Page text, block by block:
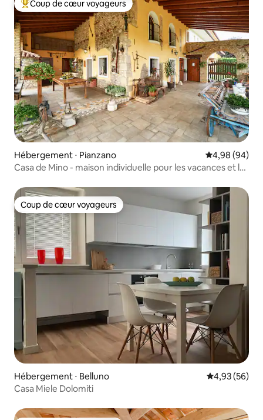
Coups de cœur voyageurs les plus appréciés
Coup de cœur voyageurs
Hébergement ⋅ Pianzano Évaluation
4,98 (94)
Casa de Mino - maison individuelle pour les vacances et le
Coup de cœur voyageurs
Coup de cœur voyageurs
Hébergement ⋅ Belluno Évaluation
4,93 (56)
Casa Miele Dolomiti